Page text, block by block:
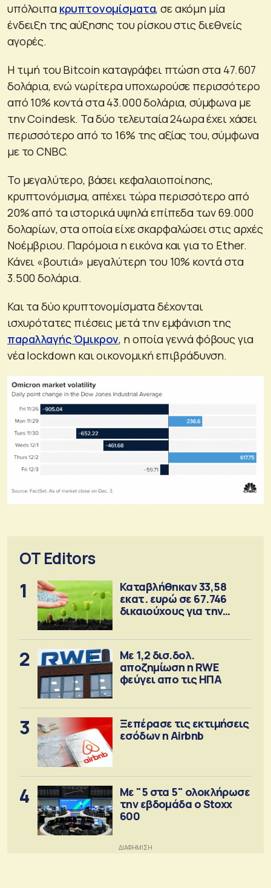
υπόλοιπα κρυπτονομίσματα, σε ακόμη μία
ένδειξη της αύξησης του ρίσκου στις διεθνείς
αγορές.
Η τιμή του Bitcoin καταγράφει πτώση στα 47.607
δολάρια, ενώ νωρίτερα υποχωρούσε περισσότερο
από 10% κοντά στα 43.000 δολάρια, σύμφωνα με
την Coindesk. Τα δύο τελευταία 24ωρα έχει χάσει
περισσότερο από το 16% της αξίας του, σύμφωνα
με το CNBC.
Το μεγαλύτερο, βάσει κεφαλαιοποίησης,
κρυπτονόμισμα, απέχει τώρα περισσότερο από
20% από τα ιστορικά υψηλά επίπεδα των 69.000
δολαρίων, στα οποία είχε σκαρφαλώσει στις αρχές
Νοέμβριου. Παρόμοια η εικόνα και για το Ether.
Κάνει «βουτιά» μεγαλύτερη του 10% κοντά στα
3.500 δολάρια.
Και τα δύο κρυπτονομίσματα δέχονται
ισχυρότατες πιέσεις μετά την εμφάνιση της
παραλλαγής Όμικρον, η οποία γεννά φόβους για
νέα lockdown και οικονομική επιβράδυνση.
OT Editors
1
Καταβλήθηκαν 33,58
εκατ. ευρώ σε 67.746
δικαιούχους για την
2
Με 1,2 δισ.δολ.
αποζημίωση η RWE
φεύγει απο τις ΗΠΑ
3
Ξεπέρασε τις εκτιμήσεις
εσόδων η Airbnb
4
Με "5 στα 5" ολοκλήρωσε
την εβδομάδα ο Stoxx
600